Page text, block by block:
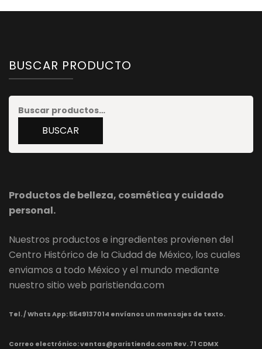
BUSCAR PRODUCTO
BUSCAR
Productos de belleza, cosmética y cuidado
personal.
Nuestros productos e ingredientes provienen del
Centro Histórico de la Ciudad de México, los cuales
enviamos a todo México y el mundo mediante
nuestro sitio web paristienda.com
Tel. / Whats App: 5549137014 envíanos un mensajes de texto.
Correo electrónico: ventas@paristienda.com Rev. 71 CDMX